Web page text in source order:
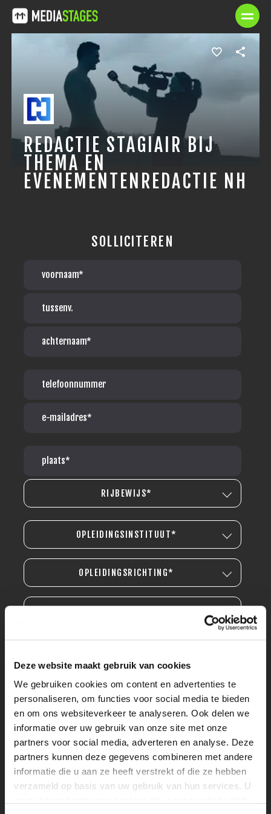
Deze website maakt gebruik van cookies
We gebruiken cookies om content en advertenties te
personaliseren, om functies voor social media te bieden
en om ons websiteverkeer te analyseren. Ook delen we
informatie over uw gebruik van onze site met onze
partners voor social media, adverteren en analyse. Deze
partners kunnen deze gegevens combineren met andere
informatie die u aan ze heeft verstrekt of die ze hebben
verzameld op basis van uw gebruik van hun services. U
REDACTIE STAGIAIR BIJ
THEMA EN
EVENEMENTENREDACTIE NH
SOLLICITEREN
RIJBEWIJS*
OPLEIDINGSINSTITUUT*
OPLEIDINGSRICHTING*